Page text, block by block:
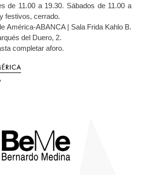
de 11.00 a 19.30. Sábados de 11.00 a
festivos, cerrado.
América-ABANCA | Sala Frida Kahlo B.
del Duero, 2.
completar aforo.